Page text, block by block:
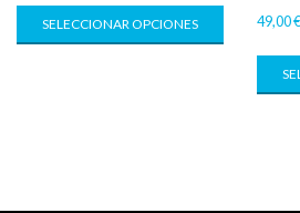
SELECCIONAR OPCIONES 49,00